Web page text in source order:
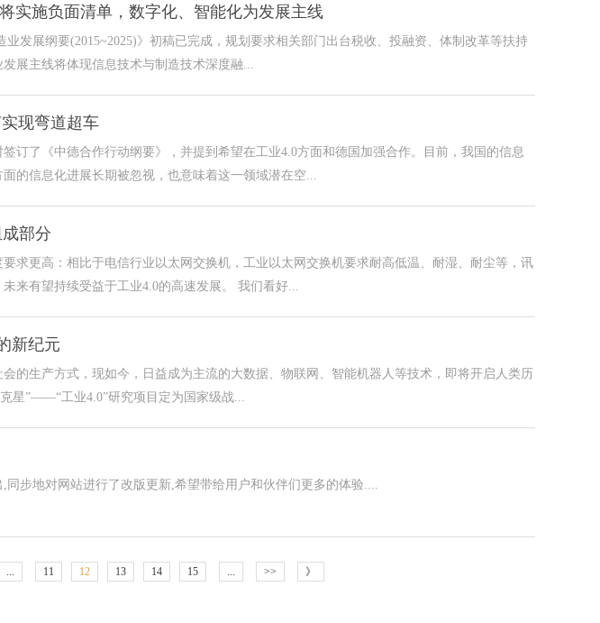
实施负面清单，数字化、智能化为发展主线
业发展纲要(2015~2025)》初稿已完成，规划要求相关部门出台税收、投融资、体制改革等扶持
展主线将体现信息技术与制造技术深度融...
现弯道超车
订了《中德合作行动纲要》，并提到希望在工业4.0方面和德国加强合作。目前，我国的信息
的信息化进展长期被忽视，也意味着这一领域潜在空...
部分
求更高：相比于电信行业以太网交换机，工业以太网交换机要求耐高低温、耐湿、耐尘等，讯
来有望持续受益于工业4.0的高速发展。 我们看好...
新纪元
的生产方式，现如今，日益成为主流的大数据、物联网、智能机器人等技术，即将开启人类历
星”——“工业4.0”研究项目定为国家级战...
同步地对网站进行了改版更新,希望带给用户和伙伴们更多的体验....
... 11 12 13 14 15 ... >> 》